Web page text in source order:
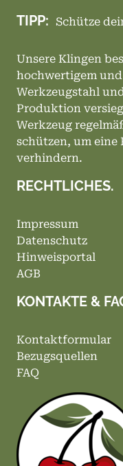
TIPP: Schütze
Unsere Klingen
hochwertigem
Werkzeugstahl
Produktion
Werkzeug
schützen, um eine
verhindern.
RECHTLICHES.
Impressum
Datenschutz
Hinweisportal
AGB
KONTAKTE &
Kontaktformular
Bezugsquellen
FAQ